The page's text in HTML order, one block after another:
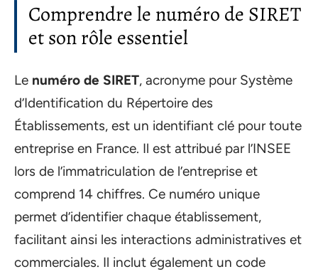
Comprendre le numéro de SIRET
et son rôle essentiel
Le numéro de SIRET, acronyme pour Système
d’Identification du Répertoire des
Établissements, est un identifiant clé pour toute
entreprise en France. Il est attribué par l’INSEE
lors de l’immatriculation de l’entreprise et
comprend 14 chiffres. Ce numéro unique
permet d’identifier chaque établissement,
facilitant ainsi les interactions administratives et
commerciales. Il inclut également un code